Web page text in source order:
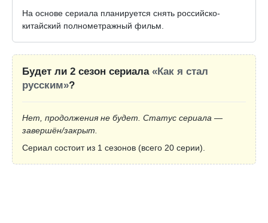
На основе сериала планируется снять российско-
китайский полнометражный фильм.
Будет ли 2 сезон сериала «Как я стал
русским»?
Нет, продолжения не будет. Статус сериала —
завершён/закрыт.
Сериал состоит из 1 сезонов (всего 20 серии).